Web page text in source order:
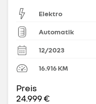
Elektro
Automatik
12/2023
16.916KM
Preis
24.999 €